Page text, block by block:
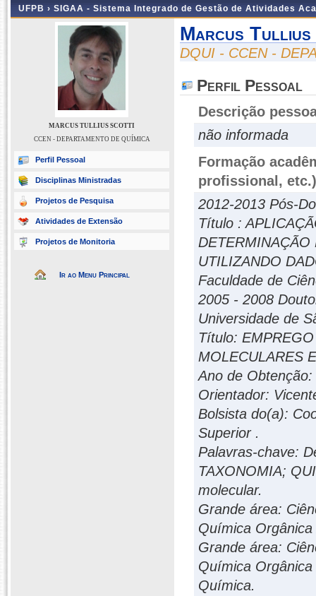
UFPB › SIGAA - Sistema Integrado de Gestão de Atividades
MARCUS TULLIUS SCOTTI
CCEN - DEPARTAMENTO DE QUÍMICA
Perfil Pessoal
Disciplinas Ministradas
Projetos de Pesquisa
Atividades de Extensão
Projetos de Monitoria
Ir ao Menu Principal
Marcus
DQUI - CCEN -
Perfil Pessoal
Descrição
não informada
Formação
profissional, etc.)
2012-2013 Pós-
Título :
UTILIZANDO
Faculdade de
2005 - 2008
Universidade de
Título:
MOLECULARES
Ano de Obtenção:
Orientador:
Bolsista do(a):
Superior .
Palavras-chave:
TAXONOMIA;
molecular.
Grande área:
Química
Grande área:
Química
Química.